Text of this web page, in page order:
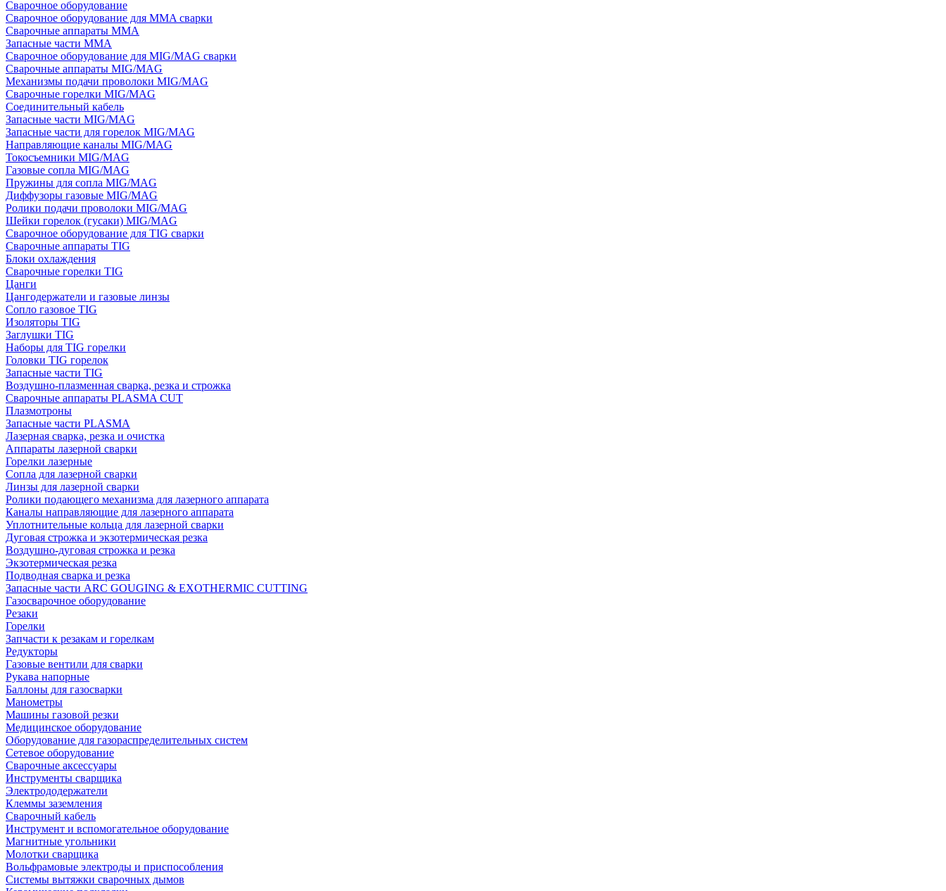
Сварочное оборудование
Сварочное оборудование для MMA сварки
Сварочные аппараты MMA
Запасные части MMA
Сварочное оборудование для MIG/MAG сварки
Сварочные аппараты MIG/MAG
Механизмы подачи проволоки MIG/MAG
Сварочные горелки MIG/MAG
Соединительный кабель
Запасные части MIG/MAG
Запасные части для горелок MIG/MAG
Направляющие каналы MIG/MAG
Токосъемники MIG/MAG
Газовые сопла MIG/MAG
Пружины для сопла MIG/MAG
Диффузоры газовые MIG/MAG
Ролики подачи проволоки MIG/MAG
Шейки горелок (гусаки) MIG/MAG
Сварочное оборудование для TIG сварки
Сварочные аппараты TIG
Блоки охлаждения
Сварочные горелки TIG
Цанги
Цангодержатели и газовые линзы
Сопло газовое TIG
Изоляторы TIG
Заглушки TIG
Наборы для TIG горелки
Головки TIG горелок
Запасные части TIG
Воздушно-плазменная сварка, резка и строжка
Сварочные аппараты PLASMA CUT
Плазмотроны
Запасные части PLASMA
Лазерная сварка, резка и очистка
Аппараты лазерной сварки
Горелки лазерные
Сопла для лазерной сварки
Линзы для лазерной сварки
Ролики подающего механизма для лазерного аппарата
Каналы направляющие для лазерного аппарата
Уплотнительные кольца для лазерной сварки
Дуговая строжка и экзотермическая резка
Воздушно-дуговая строжка и резка
Экзотермическая резка
Подводная сварка и резка
Запасные части ARC GOUGING & EXOTHERMIC CUTTING
Газосварочное оборудование
Резаки
Горелки
Запчасти к резакам и горелкам
Редукторы
Газовые вентили для сварки
Рукава напорные
Баллоны для газосварки
Манометры
Машины газовой резки
Медицинское оборудование
Оборудование для газораспределительных систем
Сетевое оборудование
Сварочные аксессуары
Инструменты сварщика
Электрододержатели
Клеммы заземления
Сварочный кабель
Инструмент и вспомогательное оборудование
Магнитные угольники
Молотки сварщика
Вольфрамовые электроды и приспособления
Системы вытяжки сварочных дымов